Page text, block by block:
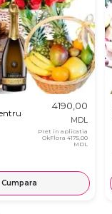
4190,00
MDL
Pret in aplicatia
OkFlora 4175,00
MDL
Cumpara